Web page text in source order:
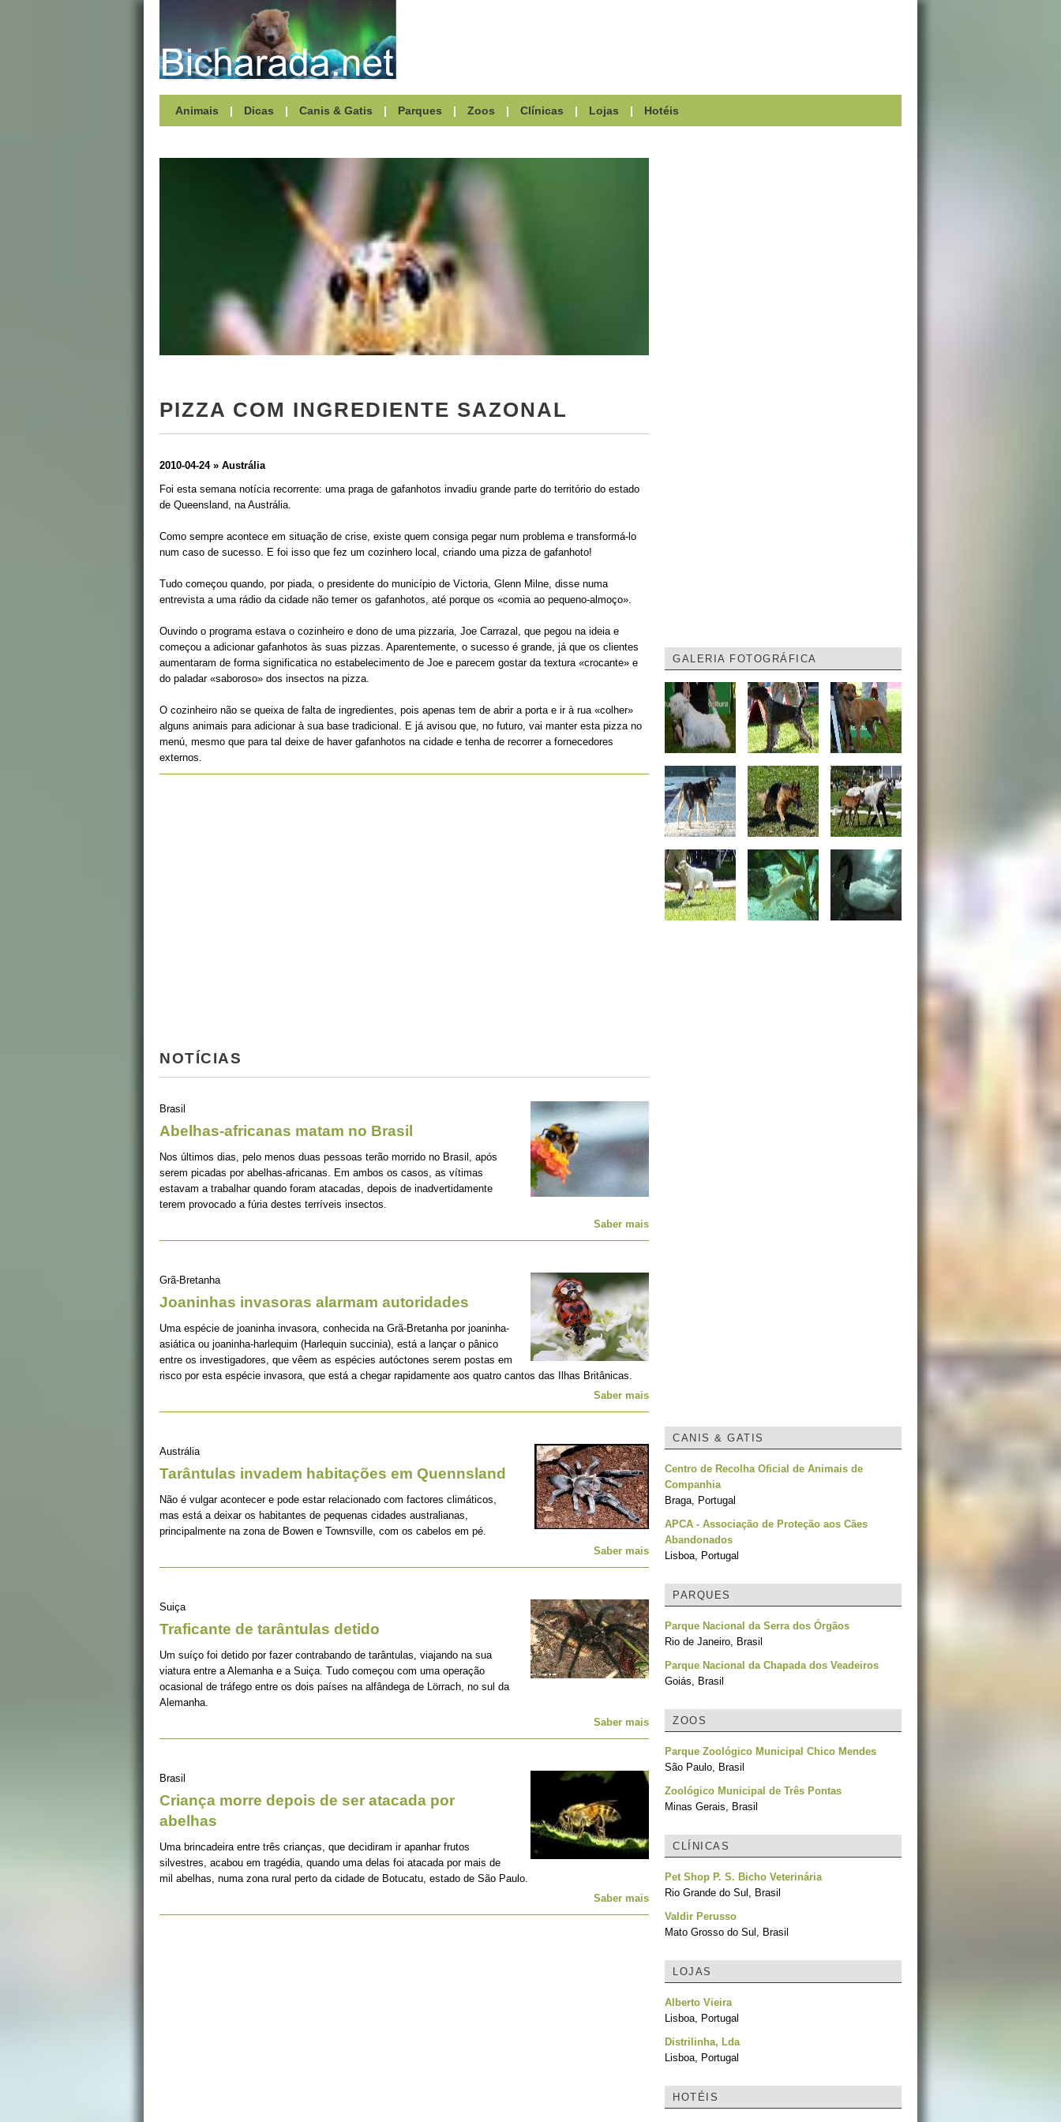
Animais | Dicas | Canis & Gatis | Parques | Zoos | Clínicas | Lojas | Hotéis
PIZZA COM INGREDIENTE SAZONAL
2010-04-24 » Austrália
Foi esta semana notícia recorrente: uma praga de gafanhotos invadiu grande parte do território do estado
de Queensland, na Austrália.
Como sempre acontece em situação de crise, existe quem consiga pegar num problema e transformá-lo
num caso de sucesso. E foi isso que fez um cozinhero local, criando uma pizza de gafanhoto!
Tudo começou quando, por piada, o presidente do município de Victoria, Glenn Milne, disse numa
entrevista a uma rádio da cidade não temer os gafanhotos, até porque os «comia ao pequeno-almoço».
Ouvindo o programa estava o cozinheiro e dono de uma pizzaria, Joe Carrazal, que pegou na ideia e
começou a adicionar gafanhotos às suas pizzas. Aparentemente, o sucesso é grande, já que os clientes
aumentaram de forma significatica no estabelecimento de Joe e parecem gostar da textura «crocante» e
do paladar «saboroso» dos insectos na pizza.
O cozinheiro não se queixa de falta de ingredientes, pois apenas tem de abrir a porta e ir à rua «colher»
alguns animais para adicionar à sua base tradicional. E já avisou que, no futuro, vai manter esta pizza no
menú, mesmo que para tal deixe de haver gafanhotos na cidade e tenha de recorrer a fornecedores
externos.
NOTÍCIAS
Brasil
Abelhas-africanas matam no Brasil
Nos últimos dias, pelo menos duas pessoas terão morrido no Brasil, após
serem picadas por abelhas-africanas. Em ambos os casos, as vítimas
estavam a trabalhar quando foram atacadas, depois de inadvertidamente
terem provocado a fúria destes terríveis insectos.
Saber mais
Grã-Bretanha
Joaninhas invasoras alarmam autoridades
Uma espécie de joaninha invasora, conhecida na Grã-Bretanha por joaninha-
asiática ou joaninha-harlequim (Harlequin succinia), está a lançar o pânico
entre os investigadores, que vêem as espécies autóctones serem postas em
risco por esta espécie invasora, que está a chegar rapidamente aos quatro cantos das Ilhas Britânicas.
Saber mais
Austrália
Tarântulas invadem habitações em Quennsland
Não é vulgar acontecer e pode estar relacionado com factores climáticos,
mas está a deixar os habitantes de pequenas cidades australianas,
principalmente na zona de Bowen e Townsville, com os cabelos em pé.
Saber mais
Suiça
Traficante de tarântulas detido
Um suíço foi detido por fazer contrabando de tarântulas, viajando na sua
viatura entre a Alemanha e a Suiça. Tudo começou com uma operação
ocasional de tráfego entre os dois países na alfândega de Lörrach, no sul da
Alemanha.
Saber mais
Brasil
Criança morre depois de ser atacada por
abelhas
Uma brincadeira entre três crianças, que decidiram ir apanhar frutos
silvestres, acabou em tragédia, quando uma delas foi atacada por mais de
mil abelhas, numa zona rural perto da cidade de Botucatu, estado de São Paulo.
Saber mais
GALERIA FOTOGRÁFICA
CANIS & GATIS
Centro de Recolha Oficial de Animais de
Companhia
Braga, Portugal
APCA - Associação de Proteção aos Cães
Abandonados
Lisboa, Portugal
PARQUES
Parque Nacional da Serra dos Órgãos
Rio de Janeiro, Brasil
Parque Nacional da Chapada dos Veadeiros
Goiás, Brasil
ZOOS
Parque Zoológico Municipal Chico Mendes
São Paulo, Brasil
Zoológico Municipal de Três Pontas
Minas Gerais, Brasil
CLÍNICAS
Pet Shop P. S. Bicho Veterinária
Rio Grande do Sul, Brasil
Valdir Perusso
Mato Grosso do Sul, Brasil
LOJAS
Alberto Vieira
Lisboa, Portugal
Distrilinha, Lda
Lisboa, Portugal
HOTÉIS